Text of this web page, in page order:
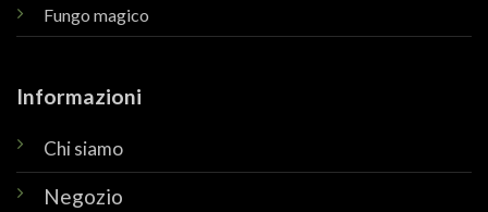
Fungo magico
Informazioni
Chi siamo
Negozio